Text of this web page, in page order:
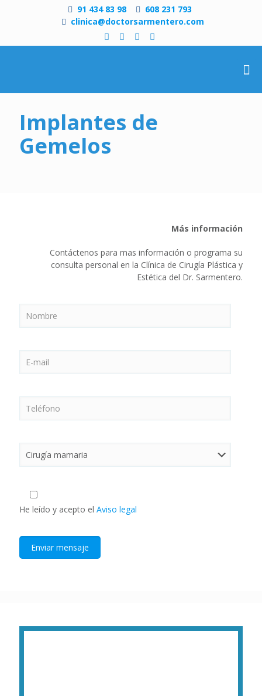
91 434 83 98
608 231 793
clinica@doctorsarmentero.com
Implantes de
Gemelos
Más información
Contáctenos para mas información o programa su
consulta personal en la Clínica de Cirugía Plástica y
Estética del Dr. Sarmentero.
He leído y acepto el Aviso legal